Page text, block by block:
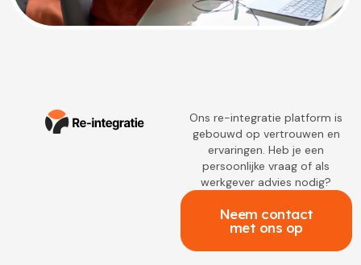
Ons re-integratie platform is
gebouwd op vertrouwen en
ervaringen. Heb je een
persoonlijke vraag of als
werkgever advies nodig?
Neem contact
met ons op